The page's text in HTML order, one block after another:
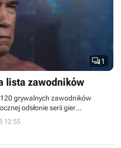
1
lista zawodników
grywalnych zawodników
odsłonie serii gier
wrestling.
12:55